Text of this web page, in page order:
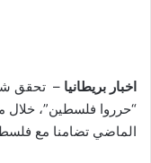
اخبار بريطانيا – تحقق
“حرروا فلسطين”، خلال
الماضي تضامنا مع